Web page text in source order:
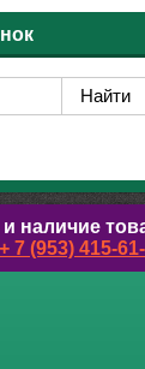
наличие
+ 7 (953) 415-